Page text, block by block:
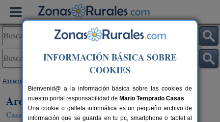
Alojamientos
Ardetxal
Casa Rural en Viñaspre / Lanciego (Álava)
INFORMACIÓN BÁSICA SOBRE
COOKIES
Bienvenid@ a la información básica sobre las cookies de
nuestro portal responsabilidad de Mario Temprado Casas.
Una cookie o galleta informática es un pequeño archivo de
información que se guarda en tu pc, smartphone o tablet al